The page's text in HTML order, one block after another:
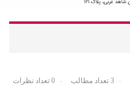
3 تعداد مطالب 0 تعداد نظرات